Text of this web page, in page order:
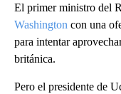
El primer ministro del
Washington con una
para intentar
británica.
Pero el presidente de